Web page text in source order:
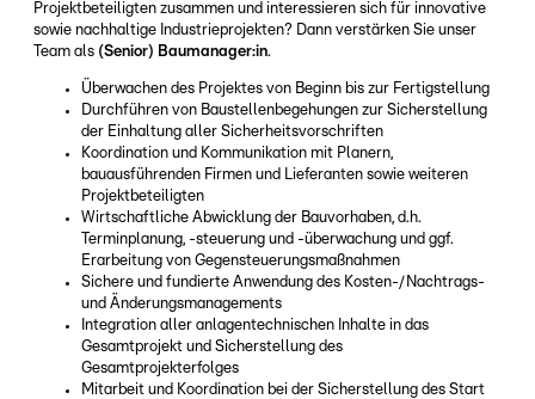
Projektbeteiligten zusammen und interessieren sich für innovative
sowie nachhaltige Industrieprojekten? Dann verstärken Sie unser
Team als (Senior) Baumanager:in.
Überwachen des Projektes von Beginn bis zur Fertigstellung
Durchführen von Baustellenbegehungen zur Sicherstellung
der Einhaltung aller Sicherheitsvorschriften
Koordination und Kommunikation mit Planern,
bauausführenden Firmen und Lieferanten sowie weiteren
Projektbeteiligten
Wirtschaftliche Abwicklung der Bauvorhaben, d.h.
Terminplanung, -steuerung und -überwachung und ggf.
Erarbeitung von Gegensteuerungsmaßnahmen
Sichere und fundierte Anwendung des Kosten-/Nachtrags-
und Änderungsmanagements
Integration aller anlagentechnischen Inhalte in das
Gesamtprojekt und Sicherstellung des
Gesamtprojekterfolges
Mitarbeit und Koordination bei der Sicherstellung des Start